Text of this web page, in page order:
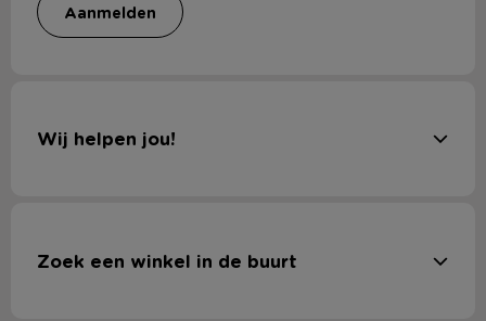
aanmelden
Wij helpen jou!
Zoek een winkel in de buurt